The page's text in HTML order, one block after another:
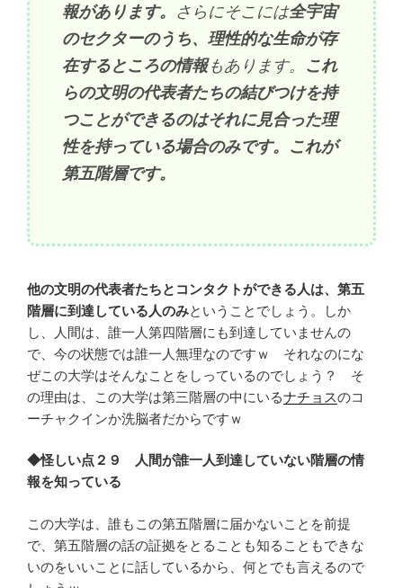
報があります。 さらにそこには全宇宙
のセクターのうち、理性的な生命が存
在するところの情報もあります。 これ
らの文明の代表者たちの結びつけを持
つことができるのはそれに見合った理
性を持っている場合のみです。これが
第五階層です。
他の文明の代表者たちとコンタクトができる人は、第五
階層に到達している人のみということでしょう。しか
し、人間は、誰一人第四階層にも到達していませんの
で、今の状態では誰一人無理なのですｗ それなのにな
ぜこの大学はそんなことをしっているのでしょう？ そ
の理由は、この大学は第三階層の中にいるナチョスのコ
ーチャクインか洗脳者だからですｗ
◆怪しい点２９ 人間が誰一人到達していない階層の情
報を知っている
この大学は、誰もこの第五階層に届かないことを前提
で、第五階層の話の証拠をとることも知ることもできな
いのをいいことに話しているから、何とでも言えるので